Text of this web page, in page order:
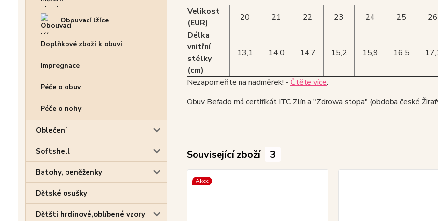
Obouvací lžíce
Doplňkové zboží k obuvi
Impregnace
Péče o obuv
Péče o nohy
Oblečení
Softshell
Batohy, peněženky
Dětské osušky
Dětští hrdinové,oblíbené vzory
Velikost
(EUR)
20 21 22 23 24 25
26
Délka
vnitřní
stélky
(cm)
13,1 14,0 14,7 15,2 15,9 16,5
Nezapomeňte na nadměrek! - Čtěte více.
Obuv Befado má certifikát ITC Zlín a "Zdrowa stopa" (obdoba české
Související zboží 3
Akce